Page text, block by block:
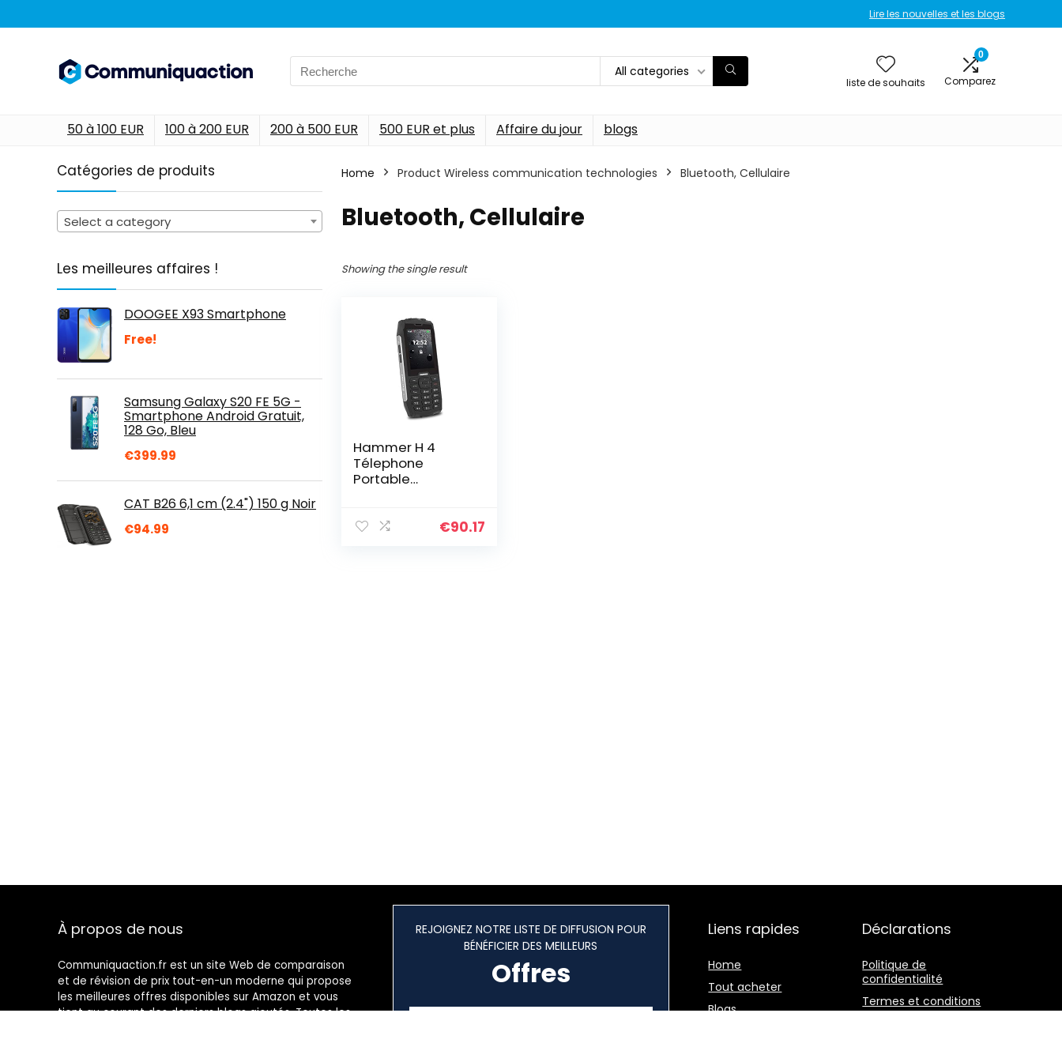
Lire les nouvelles et les blogs
Search
for:
All categories
liste de souhaits
0
Comparez
50 à 100 EUR 100 à 200 EUR 200 à 500 EUR 500 EUR et plus Affaire du jour blogs
Catégories de produits
Select a category
Les meilleures affaires !
DOOGEE X93 Smartphone
Free!
Samsung Galaxy S20 FE 5G -
Smartphone Android Gratuit,
128 Go, Bleu
€399.99
CAT B26 6,1 cm (2.4") 150 g Noir
€94.99
Home Product Wireless communication technologies ‎Bluetooth, Cellulaire
‎Bluetooth, Cellulaire
Showing the single result
Hammer H 4
Télephone
Portable
Résistant Etanche
€90.17
À propos de nous
Communiquaction.fr est un site Web de comparaison
et de révision de prix tout-en-un moderne qui propose
les meilleures offres disponibles sur Amazon et vous
tient au courant des derniers blogs ajoutés. Toutes les
REJOIGNEZ NOTRE LISTE DE DIFFUSION POUR
BÉNÉFICIER DES MEILLEURS
Offres
Liens rapides
Home
Tout acheter
Blogs
Déclarations
Politique de
confidentialité
Termes et conditions